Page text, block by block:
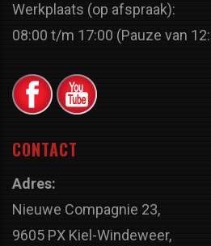
Werkplaats (op afspraak):
08:00 t/m 17:00 (Pauze van
CONTACT
Adres:
Nieuwe Compagnie 23,
9605 PX Kiel-Windeweer,